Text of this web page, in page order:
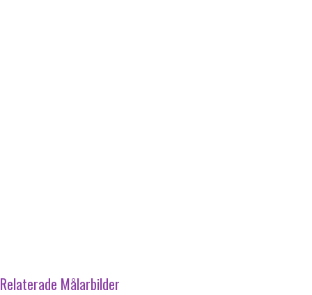
Relaterade Målarbilder